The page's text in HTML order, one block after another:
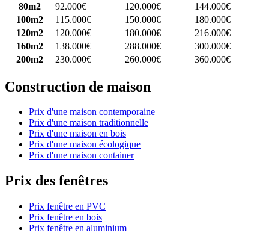
80m2
92.000€ 120.000€
144.000€
100m2
115.000€ 150.000€
180.000€
120m2
120.000€ 180.000€
216.000€
160m2
138.000€ 288.000€
300.000€
200m2
230.000€ 260.000€ 360.000€
Construction de maison
Prix d'une maison contemporaine
Prix d'une maison traditionnelle
Prix d'une maison en bois
Prix d'une maison écologique
Prix d'une maison container
Prix des fenêtres
Prix fenêtre en PVC
Prix fenêtre en bois
Prix fenêtre en aluminium